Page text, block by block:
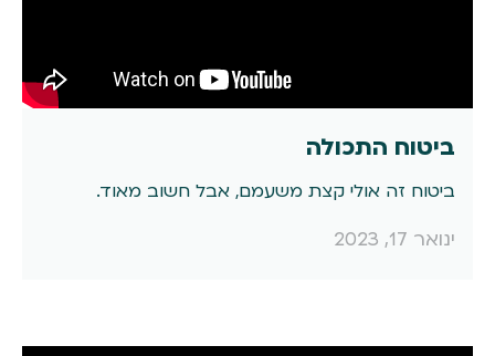
ביטוח התכולה
ביטוח זה אולי קצת משעמם, אבל חשוב מאוד.
ינואר 17, 2023